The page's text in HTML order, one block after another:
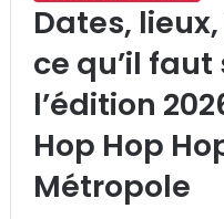
Dates,
ce qu’il
l’édition
Hop Hop
Métropole